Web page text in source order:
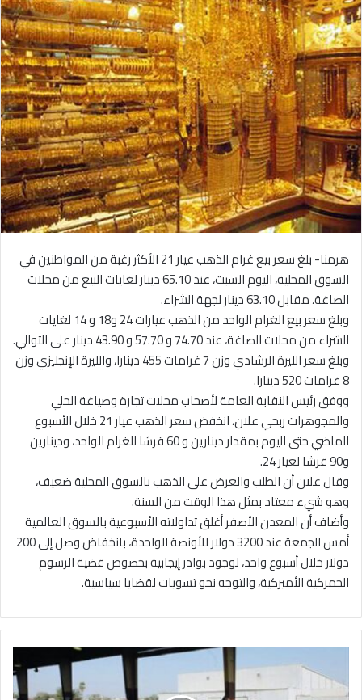
هرمنا- بلغ سعر بيع غرام الذهب عيار 21 الأكثر رغبة من المواطنين في
السوق المحلية، اليوم السبت، عند 65.10 دينار لغايات البيع من محلات
الصاغة، مقابل 63.10 دينار لجهة الشراء.
وبلغ سعر بيع الغرام الواحد من الذهب عيارات 24 و18 و 14 لغايات
الشراء من محلات الصاغة، عند 74.70 و 57.70 و 43.90 دينار على التوالي.
وبلغ سعر الليرة الرشادي وزن 7 غرامات 455 دينارا، والليرة الإنجليزي وزن
8 غرامات 520 دينارا.
ووفق رئيس النقابة العامة لأصحاب محلات تجارة وصياغة الحلي
والمجوهرات ربحي علان، انخفض سعر الذهب عيار 21 خلال الأسبوع
الماضي حتى اليوم بمقدار دينارين و 60 قرشا للغرام الواحد، ودينارين
و90 قرشا لعيار 24.
وقال علان أن الطلب والعرض على الذهب بالسوق المحلية ضعيف،
وهو شيء معتاد بمثل هذا الوقت من السنة.
وأضاف أن المعدن الأصفر أغلق تداولاته الأسبوعية بالسوق العالمية
أمس الجمعة عند 3200 دولار للأونصة الواحدة، بانخفاض وصل إلى 200
دولار خلال أسبوع واحد، لوجود بوادر إيجابية بخصوص قضية الرسوم
الجمركية الأميركية، والتوجه نحو تسويات لقضايا سياسية.
6